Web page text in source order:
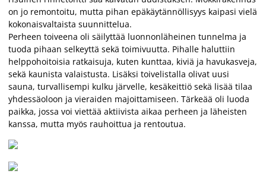
on jo remontoitu, mutta pihan epäkäytännöllisyys kaipasi vielä
kokonaisvaltaista suunnittelua.
Perheen toiveena oli säilyttää luonnonläheinen tunnelma ja
tuoda pihaan selkeyttä sekä toimivuutta. Pihalle haluttiin
helppohoitoisia ratkaisuja, kuten kunttaa, kiviä ja havukasveja,
sekä kaunista valaistusta. Lisäksi toivelistalla olivat uusi
sauna, turvallisempi kulku järvelle, kesäkeittiö sekä lisää tilaa
yhdessäoloon ja vieraiden majoittamiseen. Tärkeää oli luoda
paikka, jossa voi viettää aktiivista aikaa perheen ja läheisten
kanssa, mutta myös rauhoittua ja rentoutua.